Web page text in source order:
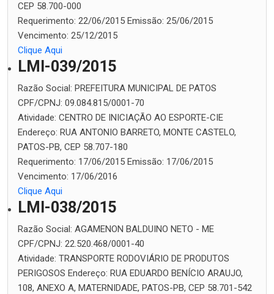
CEP 58.700-000
Requerimento: 22/06/2015 Emissão: 25/06/2015
Vencimento: 25/12/2015
Clique Aqui
LMI-039/2015
Razão Social: PREFEITURA MUNICIPAL DE PATOS
CPF/CPNJ: 09.084.815/0001-70
Atividade: CENTRO DE INICIAÇÃO AO ESPORTE-CIE
Endereço: RUA ANTONIO BARRETO, MONTE CASTELO,
PATOS-PB, CEP 58.707-180
Requerimento: 17/06/2015 Emissão: 17/06/2015
Vencimento: 17/06/2016
Clique Aqui
LMI-038/2015
Razão Social: AGAMENON BALDUINO NETO - ME
CPF/CPNJ: 22.520.468/0001-40
Atividade: TRANSPORTE RODOVIÁRIO DE PRODUTOS
PERIGOSOS Endereço: RUA EDUARDO BENÍCIO ARAUJO,
108, ANEXO A, MATERNIDADE, PATOS-PB, CEP 58.701-542